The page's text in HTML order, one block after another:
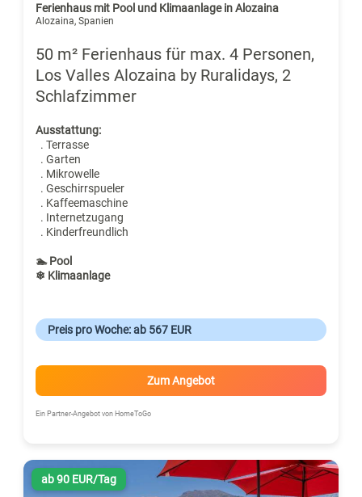
Ferienhaus mit Pool und Klimaanlage in Alozaina
Alozaina, Spanien
50 m² Ferienhaus für max. 4 Personen,
Los Valles Alozaina by Ruralidays, 2
Schlafzimmer
Ausstattung:
. Terrasse
. Garten
. Mikrowelle
. Geschirrspueler
. Kaffeemaschine
. Internetzugang
. Kinderfreundlich
🏊 Pool
❄ Klimaanlage
Preis pro Woche: ab 567 EUR
Zum Angebot
Ein Partner-Angebot von HomeToGo
ab 90 EUR/Tag